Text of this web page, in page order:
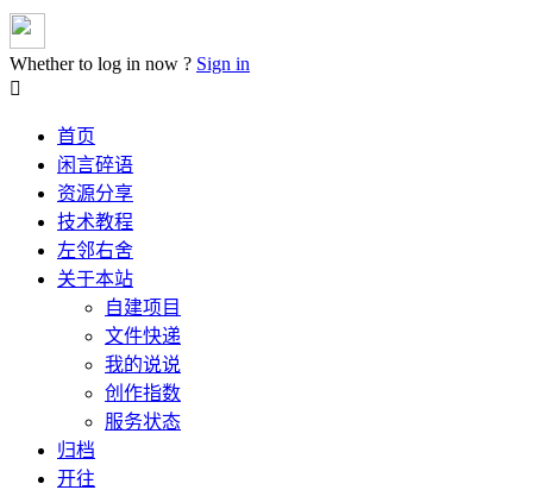
Whether to log in now ? Sign in

首页
闲言碎语
资源分享
技术教程
左邻右舍
关于本站
自建项目
文件快递
我的说说
创作指数
服务状态
归档
开往